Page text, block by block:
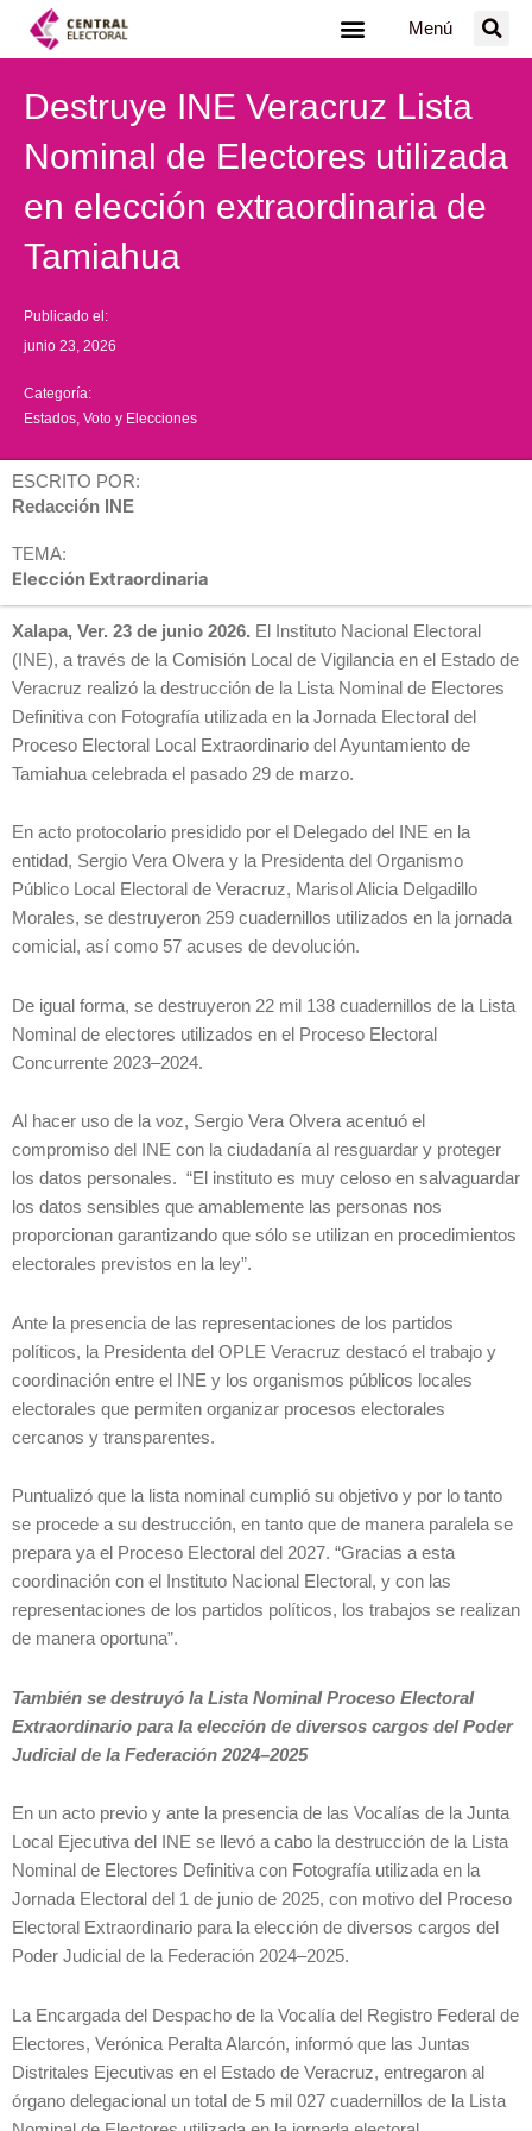
Menú
Destruye INE Veracruz Lista
Nominal de Electores utilizada
en elección extraordinaria de
Tamiahua
Publicado el:
junio 23, 2026
Categoría:
Estados Voto y Elecciones
ESCRITO POR:
Redacción INE
TEMA:
Elección Extraordinaria
Xalapa, Ver. 23 de junio 2026. El Instituto Nacional Electoral
(INE), a través de la Comisión Local de Vigilancia en el Estado de
Veracruz realizó la destrucción de la Lista Nominal de Electores
Definitiva con Fotografía utilizada en la Jornada Electoral del
Proceso Electoral Local Extraordinario del Ayuntamiento de
Tamiahua celebrada el pasado 29 de marzo.
En acto protocolario presidido por el Delegado del INE en la
entidad, Sergio Vera Olvera y la Presidenta del Organismo
Público Local Electoral de Veracruz, Marisol Alicia Delgadillo
Morales, se destruyeron 259 cuadernillos utilizados en la jornada
comicial, así como 57 acuses de devolución.
De igual forma, se destruyeron 22 mil 138 cuadernillos de la Lista
Nominal de electores utilizados en el Proceso Electoral
Concurrente 2023–2024.
Al hacer uso de la voz, Sergio Vera Olvera acentuó el
compromiso del INE con la ciudadanía al resguardar y proteger
los datos personales. “El instituto es muy celoso en salvaguardar
los datos sensibles que amablemente las personas nos
proporcionan garantizando que sólo se utilizan en procedimientos
electorales previstos en la ley”.
Ante la presencia de las representaciones de los partidos
políticos, la Presidenta del OPLE Veracruz destacó el trabajo y
coordinación entre el INE y los organismos públicos locales
electorales que permiten organizar procesos electorales
cercanos y transparentes.
Puntualizó que la lista nominal cumplió su objetivo y por lo tanto
se procede a su destrucción, en tanto que de manera paralela se
prepara ya el Proceso Electoral del 2027. “Gracias a esta
coordinación con el Instituto Nacional Electoral, y con las
representaciones de los partidos políticos, los trabajos se realizan
de manera oportuna”.
También se destruyó la Lista Nominal Proceso Electoral
Extraordinario para la elección de diversos cargos del Poder
Judicial de la Federación 2024–2025
En un acto previo y ante la presencia de las Vocalías de la Junta
Local Ejecutiva del INE se llevó a cabo la destrucción de la Lista
Nominal de Electores Definitiva con Fotografía utilizada en la
Jornada Electoral del 1 de junio de 2025, con motivo del Proceso
Electoral Extraordinario para la elección de diversos cargos del
Poder Judicial de la Federación 2024–2025.
La Encargada del Despacho de la Vocalía del Registro Federal de
Electores, Verónica Peralta Alarcón, informó que las Juntas
Distritales Ejecutivas en el Estado de Veracruz, entregaron al
órgano delegacional un total de 5 mil 027 cuadernillos de la Lista